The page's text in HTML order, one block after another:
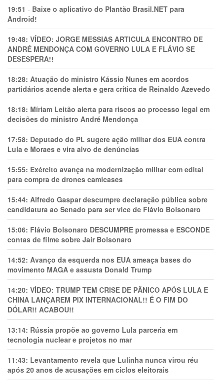
19:51 - Baixe o aplicativo do Plantão Brasil.NET para
Android!
19:48: VÍDEO: JORGE MESSIAS ARTICULA ENCONTRO DE
ANDRÉ MENDONÇA COM GOVERNO LULA E FLÁVIO SE
DESESPERA!!
18:28: Atuação do ministro Kássio Nunes em acordos
partidários acende alerta e gera crítica de Reinaldo Azevedo
18:18: Míriam Leitão alerta para riscos ao processo legal em
decisões do ministro André Mendonça
17:58: Deputado do PL sugere ação militar dos EUA contra
Lula e Moraes e vira alvo de denúncias
15:55: Exército avança na modernização militar com edital
para compra de drones camicases
15:44: Alfredo Gaspar descumpre declaração pública sobre
candidatura ao Senado para ser vice de Flávio Bolsonaro
15:06: Flávio Bolsonaro DESCUMPRE promessa e ESCONDE
contas de filme sobre Jair Bolsonaro
14:52: Avanço da esquerda nos EUA ameaça bases do
movimento MAGA e assusta Donald Trump
14:20: VÍDEO: TRUMP TEM CRlSE DE PÂNlCO APÓS LULA E
CHINA LANÇAREM PIX INTERNACIONAL!! É O FIM DO
DÓLAR!! ACABOU!!
13:14: Rússia propõe ao governo Lula parceria em
tecnologia nuclear e projetos no mar
11:43: Levantamento revela que Lulinha nunca virou réu
após 20 anos de acusações em ciclos eleitorais